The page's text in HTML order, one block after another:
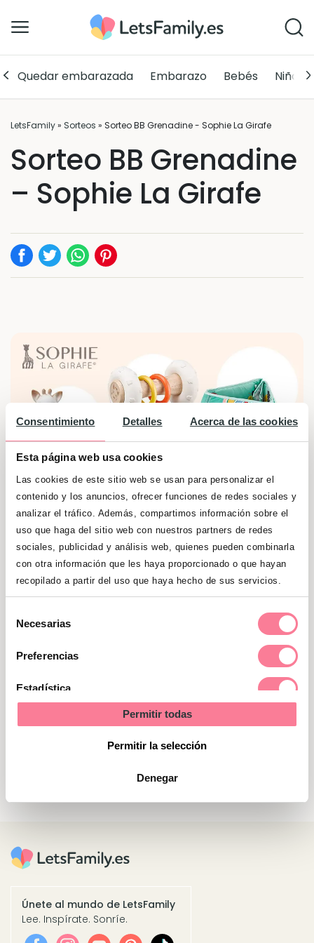
Consentimiento Detalles Acerca de las cookies
Esta página web usa cookies
Las cookies de este sitio web se usan para personalizar el
contenido y los anuncios, ofrecer funciones de redes sociales y
analizar el tráfico. Además, compartimos información sobre el
uso que haga del sitio web con nuestros partners de redes
sociales, publicidad y análisis web, quienes pueden combinarla
con otra información que les haya proporcionado o que hayan
recopilado a partir del uso que haya hecho de sus servicios.
Necesarias
Preferencias
Estadística
Permitir todas
Permitir la selección
Denegar
Quedar embarazada Embarazo Bebés Niños
LetsFamily» Sorteos » Sorteo BB Grenadine - Sophie La Girafe
Sorteo BB Grenadine
– Sophie La Girafe
¡Sorteamos 1 pack de productos de Sophie La
Girafe!
Valentina Terranoba (Alicante)
Ingrid Silvestre Cubeles (Zaragoza)
Paula Gracia (Quinto, Zaragoza)
Únete al mundo de LetsFamily
Lee. Inspírate. Sonríe.